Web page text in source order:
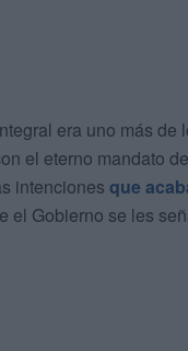
era uno más
el eterno mandato
intenciones que
el Gobierno se les